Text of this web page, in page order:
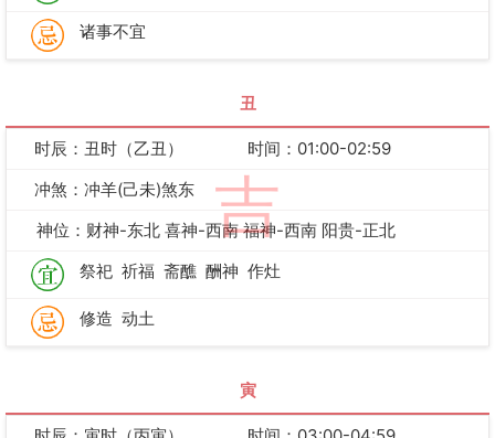
诸事不宜
丑
吉
时辰：丑时（乙丑）
时间：01:00-02:59
冲煞：冲羊(己未)煞东
神位：财神-东北 喜神-西南 福神-西南 阳贵-正北
祭祀 祈福 斋醮 酬神 作灶
修造 动土
寅